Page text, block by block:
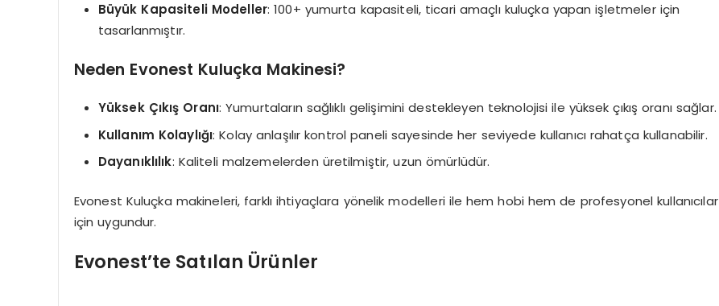
Büyük Kapasiteli Modeller: 100+ yumurta kapasiteli, ticari amaçlı kuluçka yapan işletmeler için
tasarlanmıştır.
Neden Evonest Kuluçka Makinesi?
Yüksek Çıkış Oranı: Yumurtaların sağlıklı gelişimini destekleyen teknolojisi ile yüksek çıkış oranı sağlar.
Kullanım Kolaylığı: Kolay anlaşılır kontrol paneli sayesinde her seviyede kullanıcı rahatça kullanabilir.
Dayanıklılık: Kaliteli malzemelerden üretilmiştir, uzun ömürlüdür.
Evonest Kuluçka makineleri, farklı ihtiyaçlara yönelik modelleri ile hem hobi hem de profesyonel kullanıcılar
için uygundur.
Evonest’te Satılan Ürünler